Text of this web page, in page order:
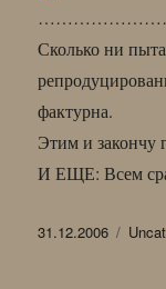
Сколько ни
фактурна.
Этим и закончу
И ЕЩЕ: Всем
Опубликовано
31.12.2006